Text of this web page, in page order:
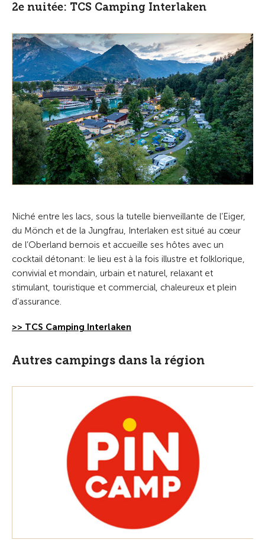
2e nuitée: TCS Camping Interlaken
Niché entre les lacs, sous la tutelle bienveillante de l’Eiger,
du Mönch et de la Jungfrau, Interlaken est situé au cœur
de l’Oberland bernois et accueille ses hôtes avec un
cocktail détonant: le lieu est à la fois illustre et folklorique,
convivial et mondain, urbain et naturel, relaxant et
stimulant, touristique et commercial, chaleureux et plein
d’assurance.
>> TCS Camping Interlaken
Autres campings dans la région